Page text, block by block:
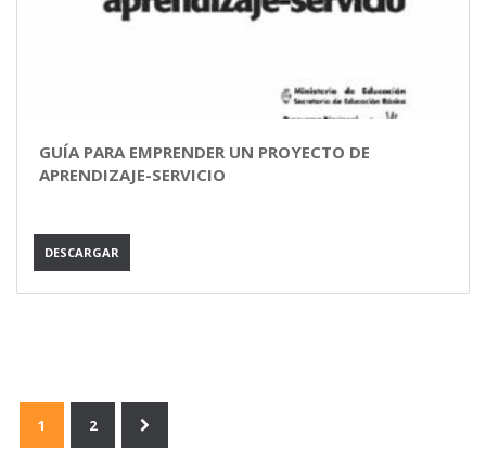
GUÍA PARA EMPRENDER UN PROYECTO DE
APRENDIZAJE-SERVICIO
DESCARGAR
1 2